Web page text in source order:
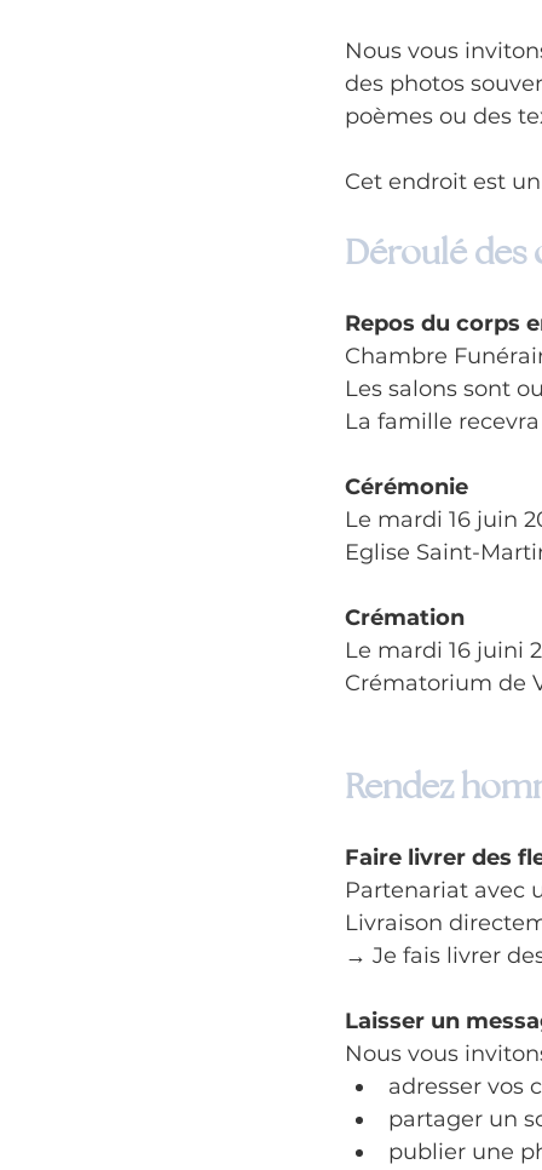
Nous vous
des photos
poèmes ou des
Cet endroit est
Déroulé des
Repos du corps
Chambre
Les salons sont
La famille
Cérémonie
Le mardi 16 juin
Eglise Saint-
Crémation
Le mardi 16 juini
Crématorium de
Rendez
Faire livrer des
Partenariat avec
Livraison
→ Je fais livrer
Laisser un
Nous vous
adresser vos
partager un
publier une